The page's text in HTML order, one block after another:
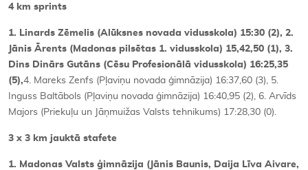
4 km sprints
1. Linards Zēmelis (Alūksnes novada vidusskola) 15:30 (2), 2.
Jānis Ārents (Madonas pilsētas 1. vidusskola) 15,42,50 (1), 3.
Dins Dinārs Gutāns (Cēsu Profesionālā vidusskola) 16:25,35
(5),4. Mareks Zenfs (Pļaviņu novada ģimnāzija) 16:37,60 (3), 5.
Inguss Baltābols (Pļaviņu novada ģimnāzija) 16:40,95 (2), 6. Arvīds
Majors (Priekuļu un Jāņmuižas Valsts tehnikums) 17:28,30 (0).
3 x 3 km jauktā stafete
1. Madonas Valsts ģimnāzija (Jānis Baunis, Daija Līva Aivare,